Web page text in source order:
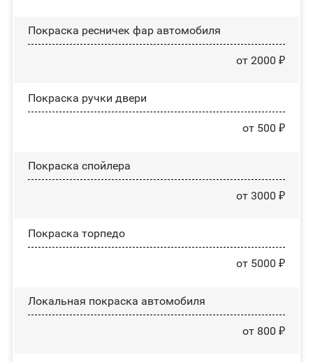
Покраска ресничек фар автомобиля
от 2000 ₽
Покраска ручки двери
от 500 ₽
Покраска спойлера
от 3000 ₽
Покраска торпедо
от 5000 ₽
Локальная покраска автомобиля
от 800 ₽